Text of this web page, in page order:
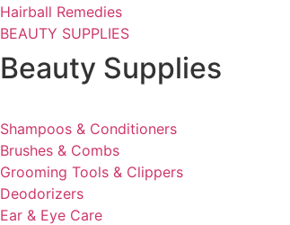
Hairball Remedies
BEAUTY SUPPLIES
Beauty Supplies
Shampoos & Conditioners
Brushes & Combs
Grooming Tools & Clippers
Deodorizers
Ear & Eye Care